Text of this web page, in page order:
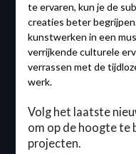
te ervaren, kun je de
creaties beter
kunstwerken in een
verrijkende culturele
verrassen met de
werk.
Volg het laatste
om op de hoogte te
projecten.